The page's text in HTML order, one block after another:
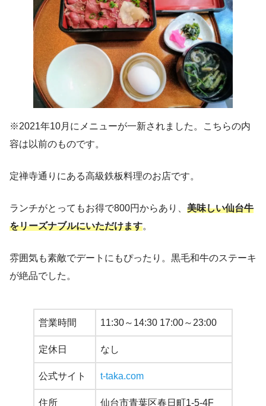
※2021年10月にメニューが一新されました。こちらの内
容は以前のものです。
定禅寺通りにある高級鉄板料理のお店です。
ランチがとってもお得で800円からあり、 美味しい仙台牛
をリーズナブルにいただけます。
雰囲気も素敵でデートにもぴったり。黒毛和牛のステーキ
が絶品でした。
営業時間 11:30～14:30 17:00～23:00
定休日 なし
公式サイト t-taka.com
住所 仙台市青葉区春日町1-5-4F